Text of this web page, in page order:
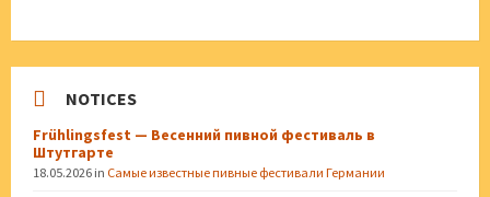
NOTICES
Frühlingsfest — Весенний пивной фестиваль в
Штутгарте
18.05.2026 in Самые известные пивные фестивали Германии